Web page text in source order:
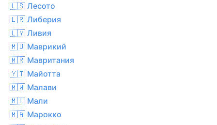
🇱🇸 Лесото
🇱🇷 Либерия
🇱🇾 Ливия
🇲🇺 Маврикий
🇲🇷 Мавритания
🇾🇹 Майотта
🇲🇼 Малави
🇲🇱 Мали
🇲🇦 Марокко